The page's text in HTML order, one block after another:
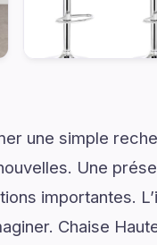
une simple
Une
importantes.
Chaise